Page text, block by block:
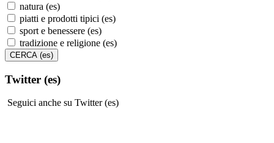
natura (es)
piatti e prodotti tipici (es)
sport e benessere (es)
tradizione e religione (es)
Twitter (es)
Seguici anche su Twitter (es)